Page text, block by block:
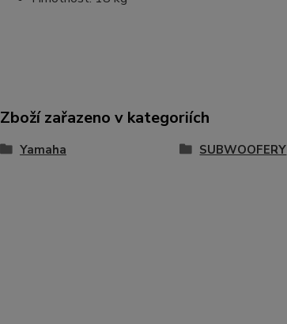
Zboží zařazeno v kategoriích
Yamaha SUBWOOFERY